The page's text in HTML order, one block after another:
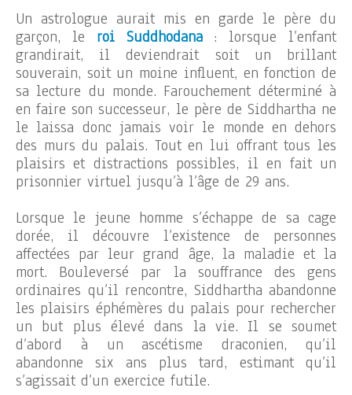
Un astrologue aurait mis en garde le père du
garçon, le roi Suddhodana: lorsque l’enfant
grandirait, il deviendrait soit un brillant
souverain, soit un moine influent, en fonction de
sa lecture du monde. Farouchement déterminé à
en faire son successeur, le père de Siddhartha ne
le laissa donc jamais voir le monde en dehors
des murs du palais. Tout en lui offrant tous les
plaisirs et distractions possibles, il en fait un
prisonnier virtuel jusqu’à l’âge de 29 ans.
Lorsque le jeune homme s’échappe de sa cage
dorée, il découvre l’existence de personnes
affectées par leur grand âge, la maladie et la
mort. Bouleversé par la souffrance des gens
ordinaires qu’il rencontre, Siddhartha abandonne
les plaisirs éphémères du palais pour rechercher
un but plus élevé dans la vie. Il se soumet
d’abord à un ascétisme draconien, qu’il
abandonne six ans plus tard, estimant qu’il
s’agissait d’un exercice futile.